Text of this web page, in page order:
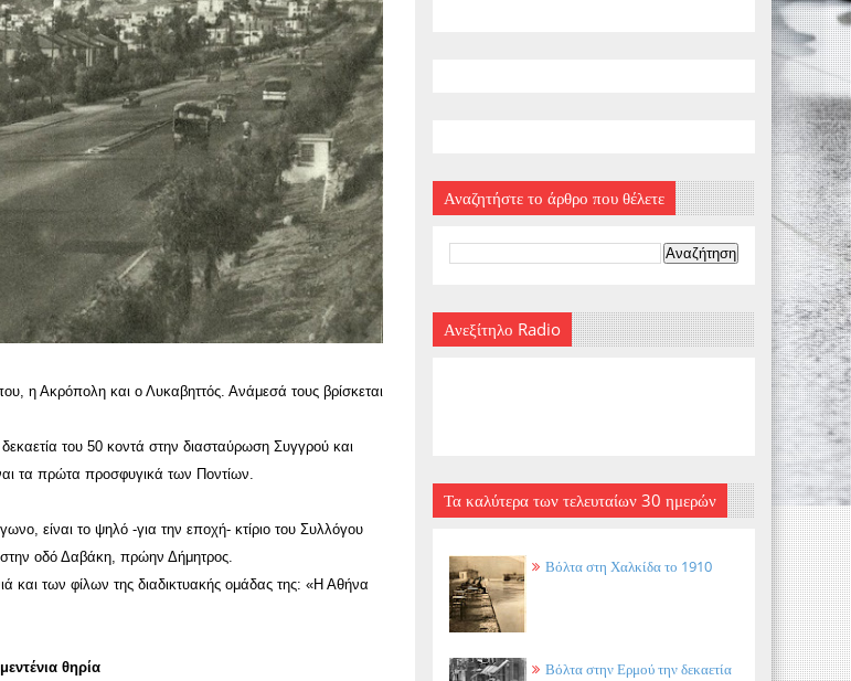
η Ακρόπολη και ο Λυκαβηττός. Ανάμεσά τους βρίσκεται
του 50 κοντά στην διασταύρωση Συγγρού και
τα πρώτα προσφυγικά των Ποντίων.
είναι το ψηλό -για την εποχή- κτίριο του Συλλόγου
στην οδό Δαβάκη, πρώην Δήμητρος.
και των φίλων της διαδικτυακής ομάδας της: «Η Αθήνα
θηρία
Αναζητήστε το άρθρο που θέλετε
Ανεξίτηλο Radio
Τα καλύτερα των τελευταίων 30 ημερών
Βόλτα στη Χαλκίδα το 1910
Βόλτα στην Ερμού την δεκαετία